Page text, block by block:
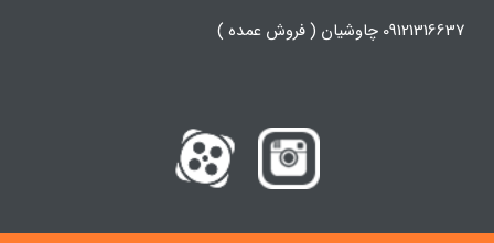
09121316637 چاوشیان ( فروش عمده )